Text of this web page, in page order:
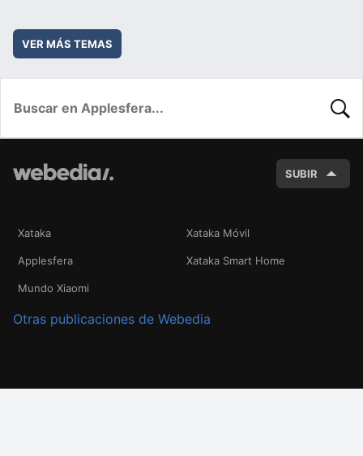
VER MÁS TEMAS
SUBIR
Xataka Xataka Móvil
Applesfera Xataka Smart Home
Mundo Xiaomi
Otras publicaciones de Webedia